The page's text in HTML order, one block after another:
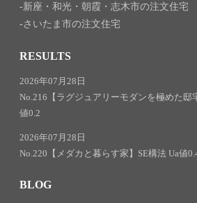
新座・和光・朝霞・志木市の注文住宅
さいたま市の注文住宅
RESULTS
2026年07月28日
No.216【ラグジュアリーモダンを極めた邸
値0.2
2026年07月28日
No.220【メダカと暮らす家】SE構法 Ua値
BLOG